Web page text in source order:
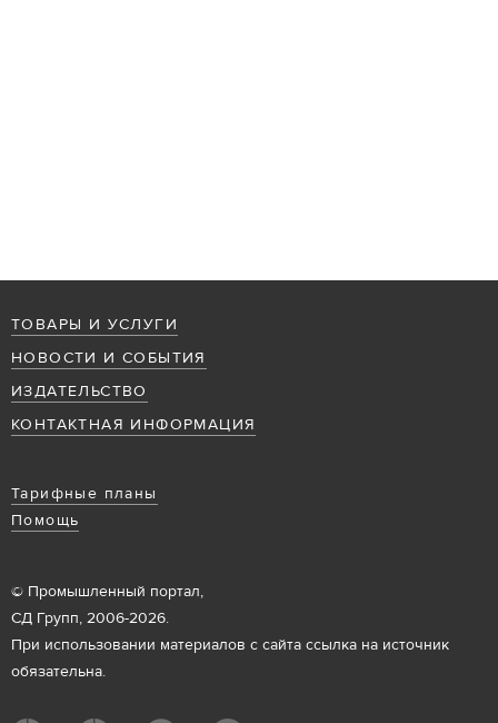
ТОВАРЫ И УСЛУГИ
НОВОСТИ И СОБЫТИЯ
ИЗДАТЕЛЬСТВО
КОНТАКТНАЯ ИНФОРМАЦИЯ
Тарифные планы
Помощь
© Промышленный портал,
СД Групп, 2006-2026.
При использовании материалов с сайта ссылка на источник
обязательна.